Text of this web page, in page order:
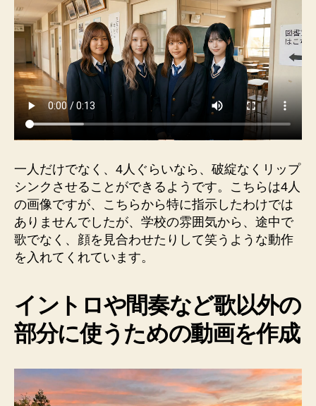
一人だけでなく、4人ぐらいなら、破綻なくリップ
シンクさせることができるようです。こちらは4人
の画像ですが、こちらから特に指示したわけでは
ありませんでしたが、学校の雰囲気から、途中で
歌でなく、顔を見合わせたりして笑うような動作
を入れてくれています。
イントロや間奏など歌以外の
部分に使うための動画を作成